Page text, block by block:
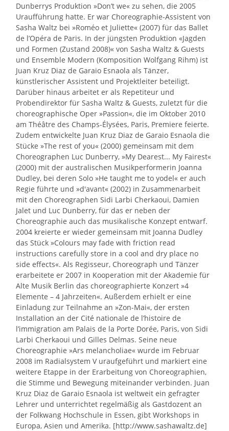
Dunberrys Produktion »Don’t we« zu sehen, die 2005
Uraufführung hatte. Er war Choreographie-Assistent von
Sasha Waltz bei »Roméo et Juliette« (2007) für das Ballet
de l’Opéra de Paris. In der jüngsten Produktion «Jagden
und Formen (Zustand 2008)« von Sasha Waltz & Guests
und Ensemble Modern (Komposition Wolfgang Rihm) ist
Juan Kruz Diaz de Garaio Esnaola als Tänzer,
künstlerischer Assistent und Projektleiter beteiligt.
Darüber hinaus arbeitet er als Repetiteur und
Probendirektor für Sasha Waltz & Guests, zuletzt für die
choreographische Oper »Passion«, die im Oktober 2010
am Théâtre des Champs-Élysées, Paris, Premiere feierte.
Zudem entwickelte Juan Kruz Diaz de Garaio Esnaola die
Stücke »The rest of you« (2000) gemeinsam mit dem
Choreographen Luc Dunberry, »My Dearest... My Fairest«
(2000) mit der australischen Musikperformerin Joanna
Dudley, bei deren Solo »He taught me to yodel« er auch
Regie führte und »d'avant« (2002) in Zusammenarbeit
mit den Choreographen Sidi Larbi Cherkaoui, Damien
Jalet und Luc Dunberry, für das er neben der
Choreographie auch das musikalische Konzept entwarf.
2004 kreierte er wieder gemeinsam mit Joanna Dudley
das Stück »Colours may fade with friction read
instructions carefully store in a cool and dry place no
side effects«. Als Regisseur, Choreograph und Tänzer
erarbeitete er 2007 in Kooperation mit der Akademie für
Alte Musik Berlin das choreographierte Konzert »4
Elemente – 4 Jahrzeiten«. Außerdem erhielt er eine
Einladung zur Teilnahme an »Zon-Mai«, der ersten
Installation an der Cité nationale de l’histoire de
l’immigration am Palais de la Porte Dorée, Paris, von Sidi
Larbi Cherkaoui und Gilles Delmas. Seine neue
Choreographie »Ars melancholiae« wurde im Februar
2008 im Radialsystem V uraufgeführt und markiert eine
weitere Etappe in der Erarbeitung von Choreographien,
die Stimme und Bewegung miteinander verbinden. Juan
Kruz Diaz de Garaio Esnaola ist weltweit ein gefragter
Lehrer und unterrichtet regelmäßig als Gastdozent an
der Folkwang Hochschule in Essen, gibt Workshops in
Europa, Asien und Amerika. [http://www.sashawaltz.de]